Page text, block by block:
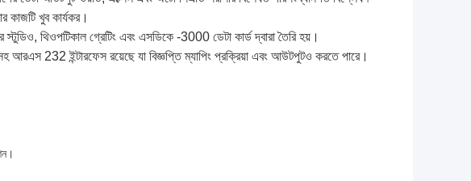
কাজটি খুব কার্যকর।
স্টুডিও, থিওপটিকাল গ্রেটিং এবং এসডিকে -3000 ডেটা কার্ড দ্বারা তৈরি হয়।
আরএস 232 ইন্টারফেস রয়েছে যা বিজ্ঞপ্তি ম্যাপিং প্রক্রিয়া এবং আউটপুটও করতে পারে।